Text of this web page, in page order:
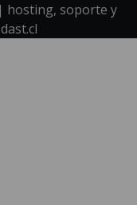
soporte y